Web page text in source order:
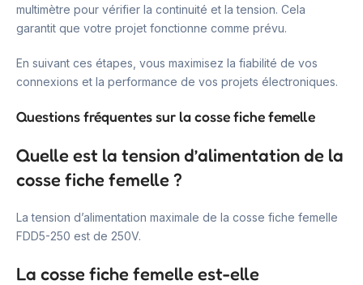
multimètre pour vérifier la continuité et la tension. Cela
garantit que votre projet fonctionne comme prévu.
En suivant ces étapes, vous maximisez la fiabilité de vos
connexions et la performance de vos projets électroniques.
Questions fréquentes sur la cosse fiche femelle
Quelle est la tension d’alimentation de la
cosse fiche femelle ?
La tension d’alimentation maximale de la cosse fiche femelle
FDD5-250 est de 250V.
La cosse fiche femelle est-elle